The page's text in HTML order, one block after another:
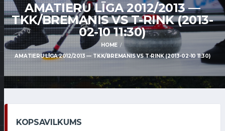
AMATIERU LĪGA 2012/2013 —
TKK/BREMANIS VS T-RINK (2013-
02-10 11:30)
HOME
AMATIERU LĪGA 2012/2013 — TKK/BREMANIS VS T-RINK (2013-02-10 11:30)
KOPSAVILKUMS